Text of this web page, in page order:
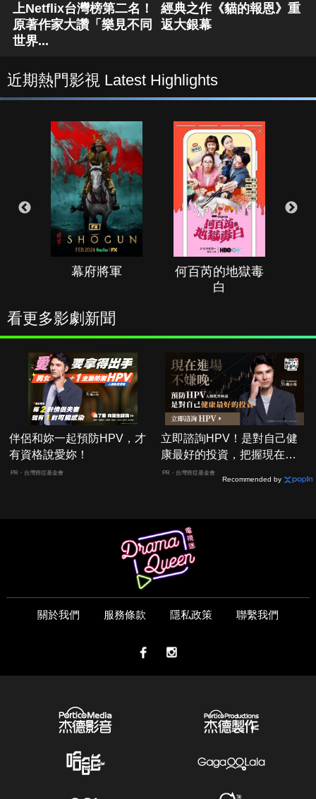
上Netflix台灣榜第二名！
原著作家大讚「樂見不同
世界...
經典之作《貓的報恩》重
返大銀幕
近期熱門影視 Latest Highlights
幕府將軍
何百芮的地獄毒
白
看更多影劇新聞
伴侶和妳一起預防HPV，才
有資格說愛妳！
PR・台灣癌症基金會
立即諮詢HPV！是對自己健
康最好的投資，把握現在不
嫌晚！
PR・台灣癌症基金會
Recommended by
關於我們 服務條款 隱私政策 聯繫我們